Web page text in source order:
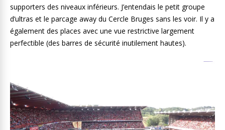
supporters des niveaux inférieurs. J’entendais le petit groupe
d’ultras et le parcage away du Cercle Bruges sans les voir. Il y a
également des places avec une vue restrictive largement
perfectible (des barres de sécurité inutilement hautes).